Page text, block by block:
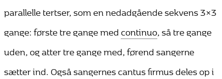
parallelle tertser, som en nedadgående sekvens 3×3
gange: første tre gange medcontinuo, så tre gange
uden, og atter tre gange med, førend sangerne
sætter ind. Også sangernes cantus firmus deles op i